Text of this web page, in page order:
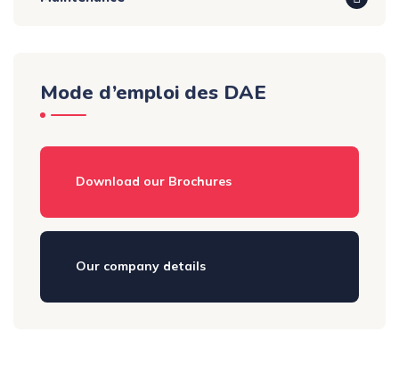
Mode d’emploi des DAE
Download our Brochures
Our company details